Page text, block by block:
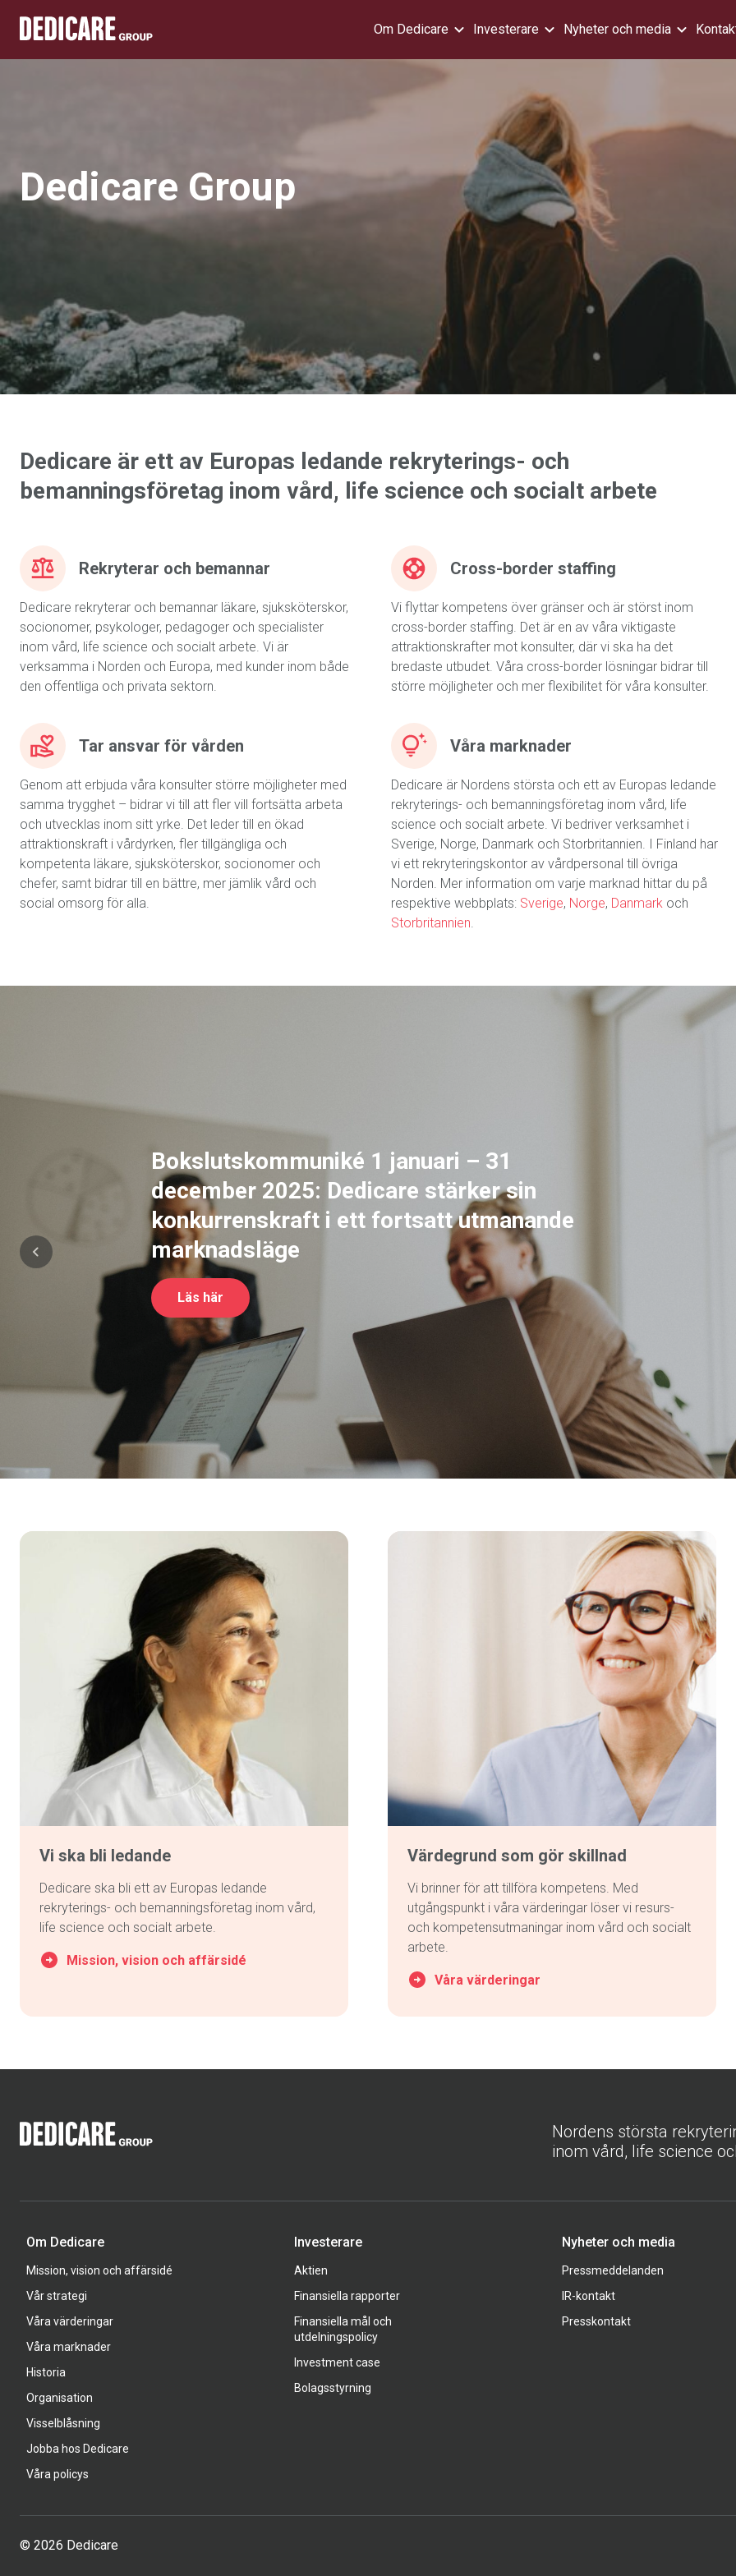
Om Dedicare Investerare Nyheter och media
Dedicare Group
Dedicare är ett av Europas ledande rekryterings- och
bemanningsföretag inom vård, life science och socialt arbete
Rekryterar och bemannar
Dedicare rekryterar och bemannar läkare, sjuksköterskor,
socionomer, psykologer, pedagoger och specialister
inom vård, life science och socialt arbete. Vi är
verksamma i Norden och Europa, med kunder inom både
den offentliga och privata sektorn.
Cross-border staffing
Vi flyttar kompetens över gränser och är störst inom
cross-border staffing. Det är en av våra viktigaste
attraktionskrafter mot konsulter, där vi ska ha det
bredaste utbudet. Våra cross-border lösningar bidrar till
större möjligheter och mer flexibilitet för våra konsulter.
Tar ansvar för vården
Genom att erbjuda våra konsulter större möjligheter med
samma trygghet – bidrar vi till att fler vill fortsätta arbeta
och utvecklas inom sitt yrke. Det leder till en ökad
attraktionskraft i vårdyrken, fler tillgängliga och
kompetenta läkare, sjuksköterskor, socionomer och
chefer, samt bidrar till en bättre, mer jämlik vård och
social omsorg för alla.
Våra marknader
Dedicare är Nordens största och ett av Europas ledande
rekryterings- och bemanningsföretag inom vård, life
science och socialt arbete. Vi bedriver verksamhet i
Sverige, Norge, Danmark och Storbritannien. I Finland har
vi ett rekryteringskontor av vårdpersonal till övriga
Norden. Mer information om varje marknad hittar du på
respektive webbplats: Sverige, Norge, Danmark och
Storbritannien.
Bokslutskommuniké 1 januari – 31
december 2025: Dedicare stärker sin
konkurrenskraft i ett fortsatt utmanande
marknadsläge
Läs här
Previous
Vi ska bli ledande
Dedicare ska bli ett av Europas ledande
rekryterings- och bemanningsföretag inom vård,
life science och socialt arbete.
Mission, vision och affärsidé
Värdegrund som gör skillnad
Vi brinner för att tillföra kompetens. Med
utgångspunkt i våra värderingar löser vi resurs-
och kompetensutmaningar inom vård och socialt
arbete.
Våra värderingar
Nordens största
inom vård, life science
Om Dedicare
Mission, vision och affärsidé
Vår strategi
Våra värderingar
Våra marknader
Historia
Organisation
Visselblåsning
Jobba hos Dedicare
Våra policys
Investerare
Aktien
Finansiella rapporter
Finansiella mål och
utdelningspolicy
Investment case
Bolagsstyrning
Nyheter och media
Pressmeddelanden
IR-kontakt
Presskontakt
© 2026 Dedicare